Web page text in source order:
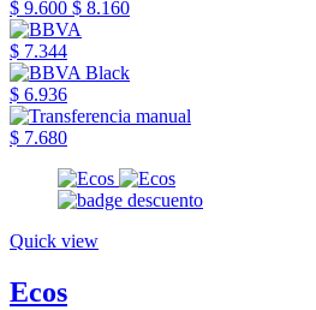
$ 9.600 $ 8.160
$ 7.344
$ 6.936
$ 7.680
Quick view
Ecos